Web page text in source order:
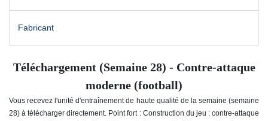
Fabricant
Téléchargement (Semaine 28) - Contre-attaque
moderne (football)
Vous recevez l'unité d'entraînement de haute qualité de la semaine (semaine
28) à télécharger directement. Point fort : Construction du jeu : contre-attaque